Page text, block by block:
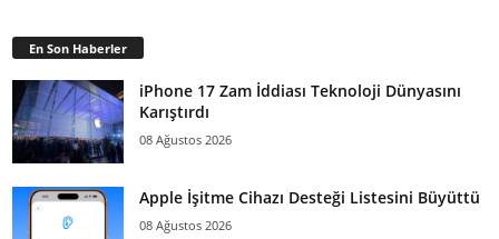
En Son Haberler
iPhone 17 Zam İddiası Teknoloji Dünyasını
Karıştırdı
08 Ağustos 2026
Apple İşitme Cihazı Desteği Listesini Büyüttü
08 Ağustos 2026